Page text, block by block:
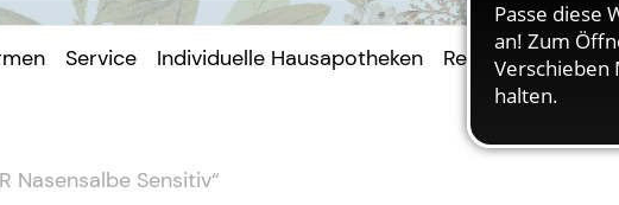
Service Individuelle Hausapotheken Rezept Einreichen
Nasensalbe Sensitiv“